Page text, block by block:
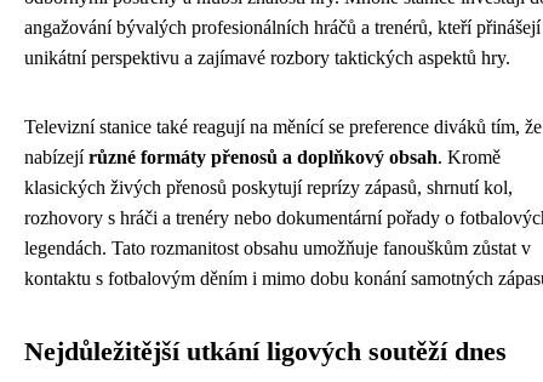
angažování bývalých profesionálních hráčů a trenérů, kteří přinášejí
unikátní perspektivu a zajímavé rozbory taktických aspektů hry.
Televizní stanice také reagují na měnící se preference diváků tím, že
nabízejírůzné formáty přenosů a doplňkový obsah. Kromě
klasických živých přenosů poskytují reprízy zápasů, shrnutí kol,
rozhovory s hráči a trenéry nebo dokumentární pořady o
legendách. Tato rozmanitost obsahu umožňuje fanouškům zůstat v
kontaktu s fotbalovým děním i mimo dobu konání samotných
Nejdůležitější utkání ligových soutěží dnes